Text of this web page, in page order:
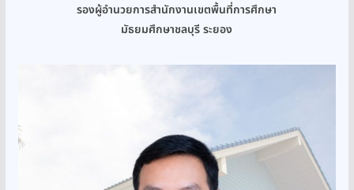
รองผู้อำนวยการสำนักงานเขตพื้นที่การศึกษา
มัธยมศึกษาชลบุรี ระยอง